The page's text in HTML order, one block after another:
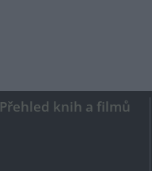
Přehled knih a filmů